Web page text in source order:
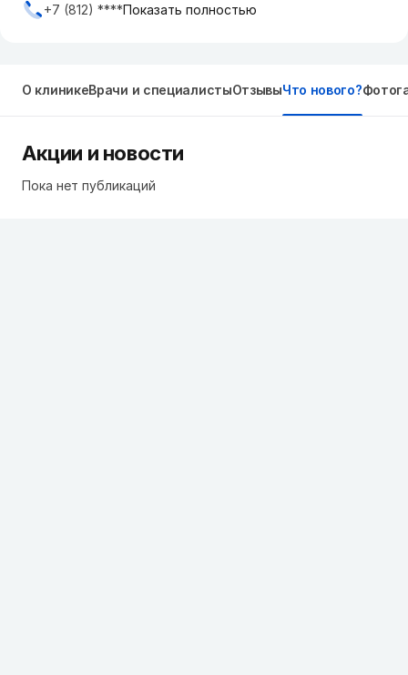
+7 (812) ****Показать полностью
О клиникеВрачи и специалистыОтзывыЧто нового?
Акции и новости
Пока нет публикаций